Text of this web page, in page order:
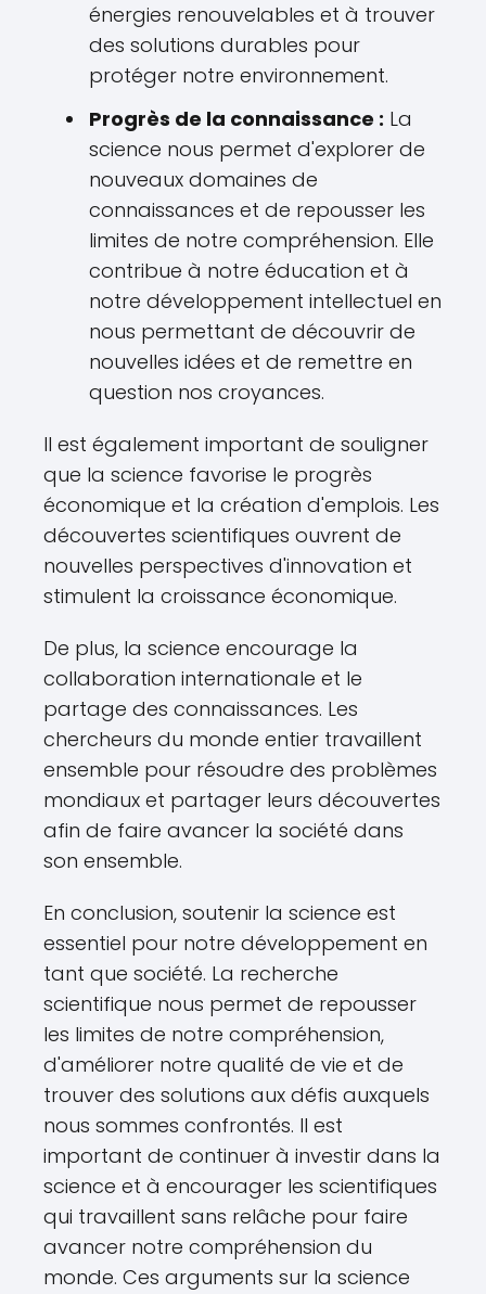
énergies renouvelables et à trouver
des solutions durables pour
protéger notre environnement.
Progrès de la connaissance : La
science nous permet d'explorer de
nouveaux domaines de
connaissances et de repousser les
limites de notre compréhension. Elle
contribue à notre éducation et à
notre développement intellectuel en
nous permettant de découvrir de
nouvelles idées et de remettre en
question nos croyances.
Il est également important de souligner
que la science favorise le progrès
économique et la création d'emplois. Les
découvertes scientifiques ouvrent de
nouvelles perspectives d'innovation et
stimulent la croissance économique.
De plus, la science encourage la
collaboration internationale et le
partage des connaissances. Les
chercheurs du monde entier travaillent
ensemble pour résoudre des problèmes
mondiaux et partager leurs découvertes
afin de faire avancer la société dans
son ensemble.
En conclusion, soutenir la science est
essentiel pour notre développement en
tant que société. La recherche
scientifique nous permet de repousser
les limites de notre compréhension,
d'améliorer notre qualité de vie et de
trouver des solutions aux défis auxquels
nous sommes confrontés. Il est
important de continuer à investir dans la
science et à encourager les scientifiques
qui travaillent sans relâche pour faire
avancer notre compréhension du
monde. Ces arguments sur la science